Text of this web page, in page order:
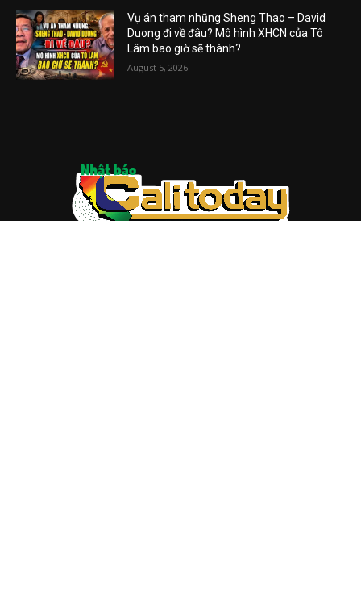
Vụ án tham nhũng Sheng Thao – David
Duong đi về đâu? Mô hình XHCN của Tô
Lâm bao giờ sẽ thành?
August 5, 2026